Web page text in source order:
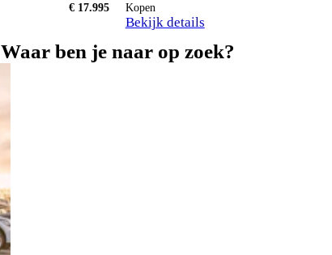
€ 17.995 Kopen
Bekijk details
Waar ben je naar op zoek?